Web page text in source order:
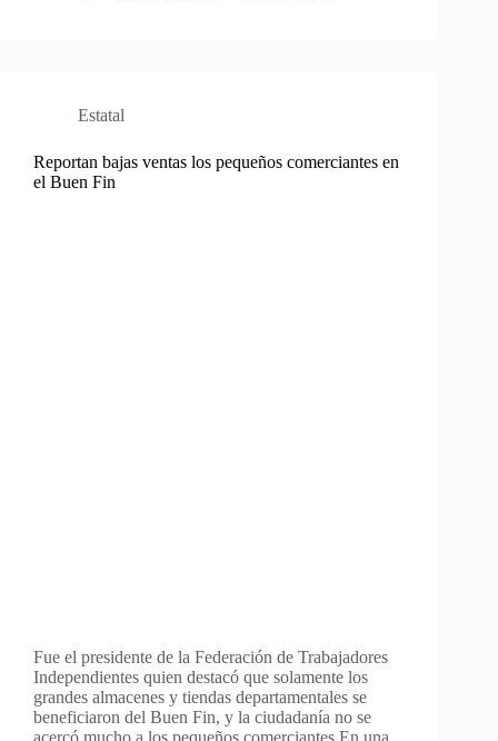
Estatal
Reportan bajas ventas los pequeños comerciantes en
el Buen Fin
Fue el presidente de la Federación de Trabajadores
Independientes quien destacó que solamente los
grandes almacenes y tiendas departamentales se
beneficiaron del Buen Fin, y la ciudadanía no se
acercó mucho a los pequeños comerciantes En una